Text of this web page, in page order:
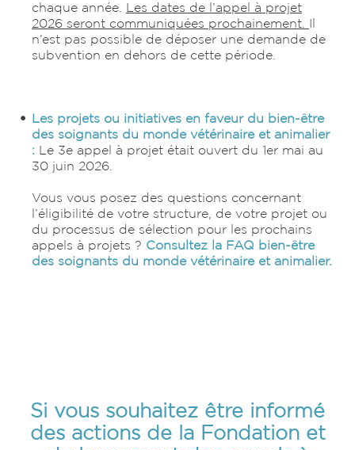
chaque année. Les dates de l’appel à projet
2026 seront communiquées prochainement. Il
n’est pas possible de déposer une demande de
subvention en dehors de cette période.
Les projets ou initiatives en faveur du bien-être
des soignants du monde vétérinaire et animalier
: Le 3e appel à projet était ouvert du 1er mai au
30 juin 2026.
Vous vous posez des questions concernant
l’éligibilité de votre structure, de votre projet ou
du processus de sélection pour les prochains
appels à projets ? Consultez la FAQ bien-être
des soignants du monde vétérinaire et animalier.
Si vous souhaitez être informé
des actions de la Fondation et